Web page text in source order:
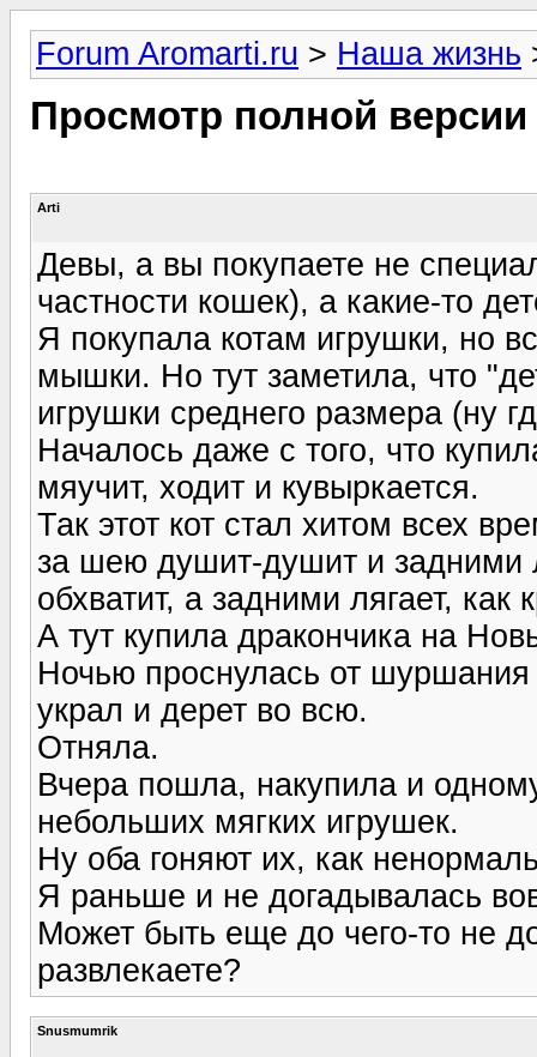
Forum Aromarti.ru > Наша жизнь
Просмотр полной
Arti
Девы, а вы покупаете не
частности кошек), а какие-то
Я покупала котам игрушки, но
мышки. Но тут заметила, что
игрушки среднего размера (ну
Началось даже с того, что
мяучит, ходит и кувыркается.
Так этот кот стал хитом всех
за шею душит-душит и задними
обхватит, а задними лягает, как
А тут купила дракончика на
Ночью проснулась от
украл и дерет во всю.
Отняла.
Вчера пошла, накупила и
небольших мягких игрушек.
Ну оба гоняют их, как
Я раньше и не догадывалась
Может быть еще до чего-то не
развлекаете?
Snusmumrik